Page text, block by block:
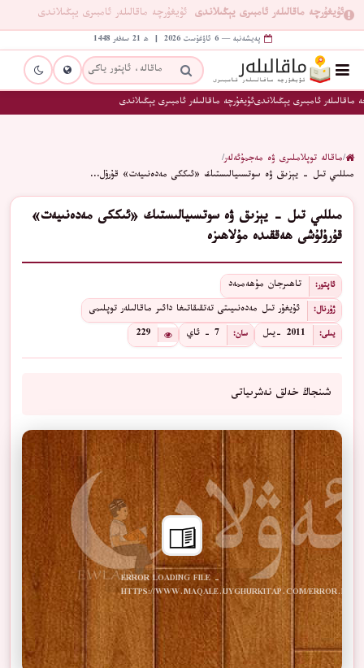
ئۇيغۇرچە ماقالىلەر ئامبىرى يېڭىلاندى ئۇيغۇرچە ماقالىلەر ئامبىرى يېڭىلاندى
پەيشەنبە — 6 ئاۋغۇست 2026 | ھ 21 سەفەر 1448
ماقالىلەر ئامبىرى يېڭىلاندىئۇيغۇرچە ماقالىلەر ئامبىرى يېڭىلاندى
/ماقالە توپلاملىرى ۋە مەجمۇئەلەر/
مىللىي تىل - يېزىق ۋە سوتسىيالىستىك «ئىككى مەدەنىيەت» قۇرۇل…
مىللىي تىل - يېزىق ۋە سوتسىيالىستىك «ئىككى مەدەنىيەت»
قۇرۇلۇشى ھەققىدە مۇلاھىزە
ئاپتور: تاھىرجان مۇھەممەد
ژۇرنال: ئۇيغۇر تىل مەدەنىيىتى تەتقىقاتىغا دائىر ماقالىلەر توپلىمى
يىلى: 2011 -يىل سان: 7 - ئاي 229
شىنجاڭ خەلق نەشرىياتى
ERROR LOADING FILE -
HTTPS://WWW.MAQALE.UYGHURKITAP.COM/ERROR.PDF